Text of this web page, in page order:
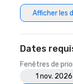
Afficher les
Dates
Fenêtres de
1 nov.